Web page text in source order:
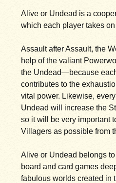
Alive or Undead is a
which each player takes
Assault after Assault, the
help of the valiant
the Undead—because
contributes to the
vital power. Likewise,
Undead will increase the
so it will be very important
Villagers as possible from
Alive or Undead belongs
board and card games
fabulous worlds created in